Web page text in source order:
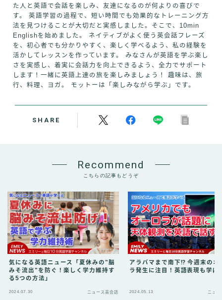
た人と英語で会話を楽しみ、友達になるのが何よりの喜びで
す。 英語学習の過程で、短い時間でも効果的なトレーニング方
法を見つけることが大切だと実感しました。そこで、10min
Englishを始めました。 ネイティブがよく使う英会話フレーズ
を、初心者でも分かりやすく、楽しく学べるよう、私の経験を
活かしてレッスンを作っています。 みなさんが英語を学ぶ楽し
さを実感し、着実に会話力を向上できるよう、全力でサポート
します！一緒に英語上達の旅を楽しみましょう！ 趣味は、旅
行、料理、ヨガ。 モットーは「楽しみながら学ぶ」です。
SHARE
Recommend
こちらの記事もどうぞ
気になる英語ニュース「夏休みの"脳
みそ流出"を防ぐ！楽しく学力維持す
る5つの方法」
2024.07.30 ニュース英会話
アラバマまで南下⁉︎ 今週末のオ
ラ発生に注目！英語表現も学ぼ
2024.05.13 ニュー